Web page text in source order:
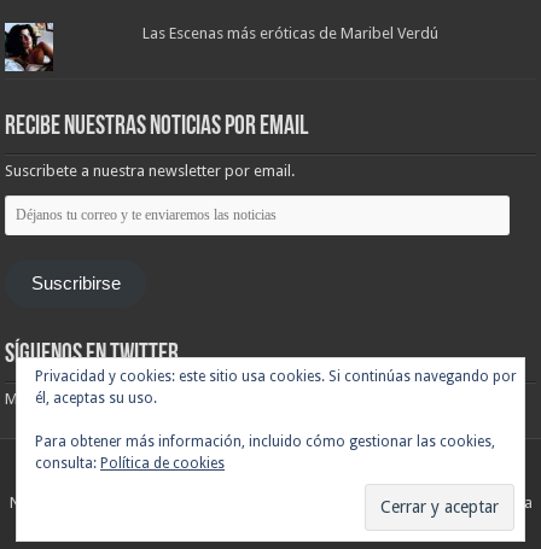
Las Escenas más eróticas de Maribel Verdú
Recibe nuestras noticias por email
Suscribete a nuestra newsletter por email.
Déjanos
tu
correo
enviaremos
Suscribirse
Síguenos en Twitter
Mis tuits
Noticias de cine y de series de televisión, críticas, tráilers, estrenos. Cineralia
© Copyright 2007 - 2026, Todos los derechos reservados
Privacidad y cookies: este sitio usa cookies. Si continúas navegando por
él, aceptas su uso.
Para obtener más información, incluido cómo gestionar las cookies,
consulta: Política de cookies